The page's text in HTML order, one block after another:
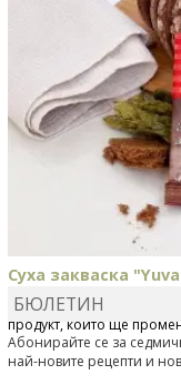
Суха закваска
Отскоро Лесафр
продукт, който ще
БЮЛЕТИН
Абонирайте се за
най-новите рецепти и